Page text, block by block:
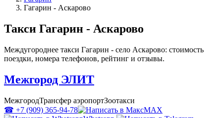
Гагарин - Аскарово
Такси Гагарин - Аскарово
Междугороднее такси Гагарин - село Аскарово: стоимость
поездки, номера телефонов, рейтинг и отзывы.
Межгород ЭЛИТ
МежгородТрансфер аэропортЗоотакси
☎ +7 (909) 365-94-78
MAX